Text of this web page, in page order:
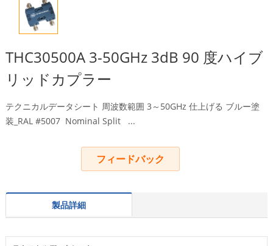
THC30500A 3-50GHz 3dB 90 度ハイブ
リッドカプラー
テクニカルデータシート 周波数範囲 3～50GHz 仕上げる ブルー塗
装_RAL #5007 Nominal Split ...
フィードバック
製品詳細